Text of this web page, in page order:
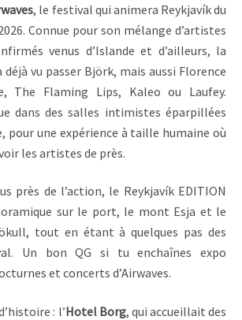
, le festival qui animera Reykjavík du
Connue pour son mélange d’artistes
venus d’Islande et d’ailleurs, la
vu passer Björk, mais aussi Florence
The Flaming Lips, Kaleo ou Laufey.
dans des salles intimistes éparpillées
pour une expérience à taille humaine où
les artistes de près.
près de l’action, le Reykjavík EDITION
sur le port, le mont Esja et le
tout en étant à quelques pas des
Un bon QG si tu enchaînes expo
et concerts d’Airwaves.
: l’Hotel Borg, qui accueillait des